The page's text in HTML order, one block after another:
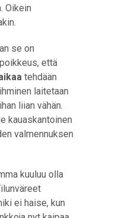
Oikein
se on
että
tehdään
laitetaan
liian vähän.
kauaskantoinen
valmennuksen
kuuluu olla
ei haise, kun